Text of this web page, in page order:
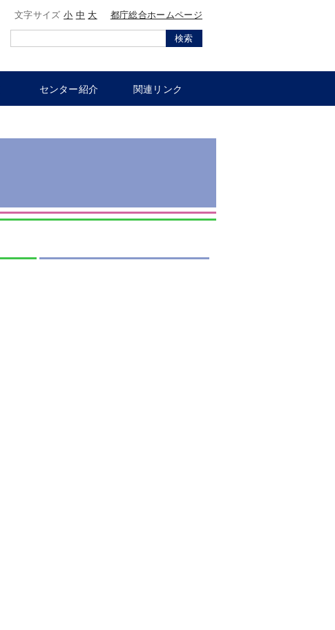
文字サイズ小 中 大 都庁総合ホームページ
検索
センター紹介 関連リンク